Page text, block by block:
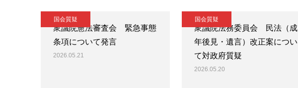
国会質疑
衆議院憲法審査会 緊急事態
条項について発言
2026.05.21
国会質疑
衆議院法務委員会 民法（成
年後見・遺言）改正案につい
て対政府質疑
2026.05.20